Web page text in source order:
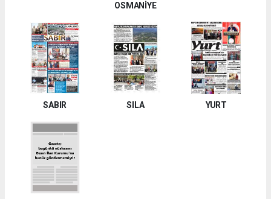
OSMANİYE
SABIR SILA YURT